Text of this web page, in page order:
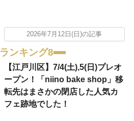
2026年7月12日(日)の記事
ランキング8
【江戸川区】7/4(土),5(日)プレオ
ープン！「niino bake shop」移
転先はまさかの閉店した人気カ
フェ跡地でした！